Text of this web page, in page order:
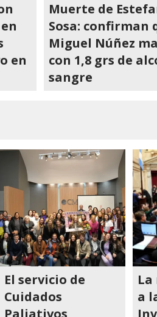
en
Muerte de
Sosa: confirman
Miguel Núñez
con 1,8 grs de
sangre
El servicio de
Cuidados
Paliativos
a